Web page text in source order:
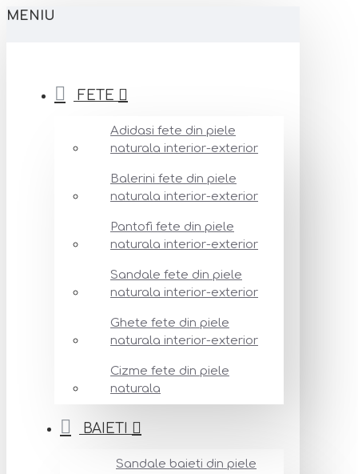
MENIU
FETE
Adidasi fete din piele
naturala interior-exterior
Balerini fete din piele
naturala interior-exterior
Pantofi fete din piele
naturala interior-exterior
Sandale fete din piele
naturala interior-exterior
Ghete fete din piele
naturala interior-exterior
Cizme fete din piele
naturala
BAIETI
Sandale baieti din piele